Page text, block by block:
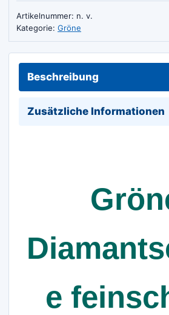
Menge
Artikelnummer: n. v.
Kategorie: Gröne
Beschreibung
Zusätzliche Informationen
e